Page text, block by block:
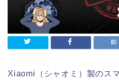
Xiaomi（シャオミ）製のス